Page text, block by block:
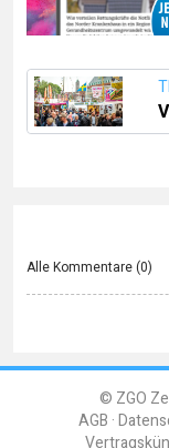
Alle Kommentare (0)
© ZGO
AGB